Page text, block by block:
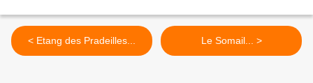
< Etang des Pradeilles... Le Somail... >